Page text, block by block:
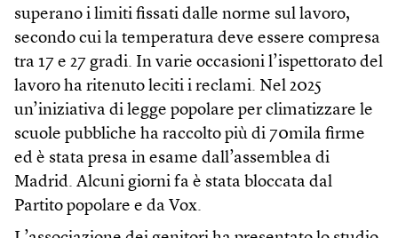
superano i limiti fissati dalle norme sul lavoro,
secondo cui la temperatura deve essere compresa
tra 17 e 27 gradi. In varie occasioni l’ispettorato del
lavoro ha ritenuto leciti i reclami. Nel 2025
un’iniziativa di legge popolare per climatizzare le
scuole pubbliche ha raccolto più di 70mila firme
ed è stata presa in esame dall’assemblea di
Madrid. Alcuni giorni fa è stata bloccata dal
Partito popolare e da Vox.